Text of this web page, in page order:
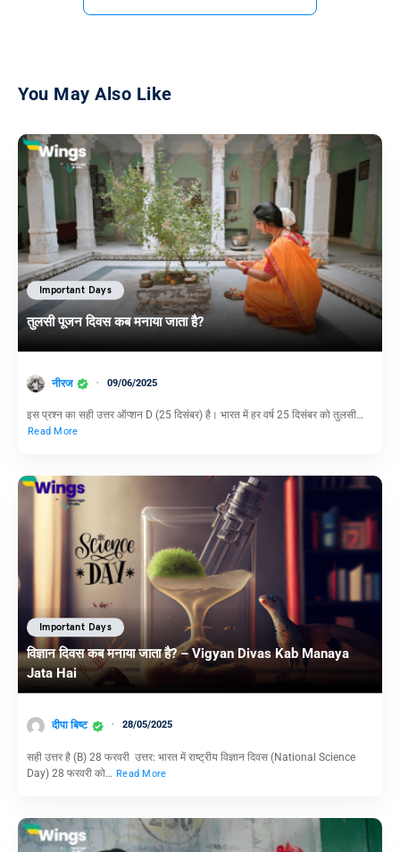
You May Also Like
Important Days
तुलसी पूजन दिवस कब मनाया जाता है?
नीरज 09/06/2025
इस प्रश्न का सही उत्तर ऑप्शन D (25 दिसंबर) है। भारत में हर वर्ष 25 दिसंबर को तुलसी…
Read More
Important Days
विज्ञान दिवस कब मनाया जाता है? – Vigyan Divas Kab Manaya
Jata Hai
दीपा बिष्ट 28/05/2025
सही उत्तर है (B) 28 फरवरी उत्तर: भारत में राष्ट्रीय विज्ञान दिवस (National Science
Day) 28 फरवरी को… Read More